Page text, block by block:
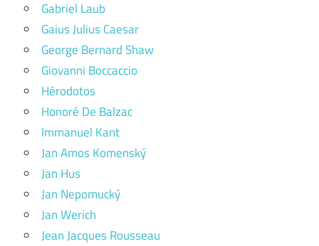
Gabriel Laub
Gaius Julius Caesar
George Bernard Shaw
Giovanni Boccaccio
Hérodotos
Honoré De Balzac
Immanuel Kant
Jan Amos Komenský
Jan Hus
Jan Nepomucký
Jan Werich
Jean Jacques Rousseau